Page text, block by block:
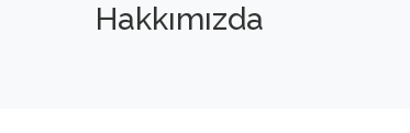
Hakkımızda